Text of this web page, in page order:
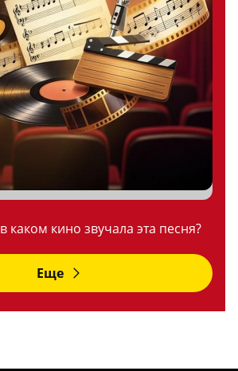
каком кино звучала эта песня?
Еще